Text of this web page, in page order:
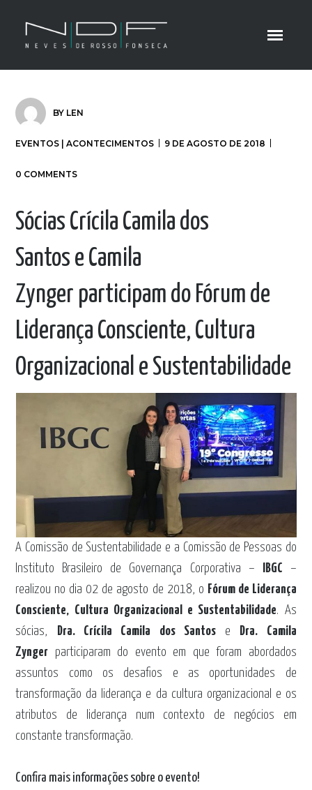
BY LEN
EVENTOS | ACONTECIMENTOS 9 DE AGOSTO DE 2018
0 COMMENTS
Sócias Crícila Camila dos
Santos e Camila
Zynger participam do Fórum de
Liderança Consciente, Cultura
Organizacional e Sustentabilidade
A Comissão de Sustentabilidade e a Comissão de Pessoas do
Instituto Brasileiro de Governança Corporativa –
IBGC –
realizou no dia 02 de agosto de 2018, o Fórum de Liderança
Consciente, Cultura Organizacional e Sustentabilidade. As
sócias,
Dra. Crícila Camila dos Santose
Dra. Camila
Zynger participaram do evento em que foram abordados
assuntos como os desafios e as oportunidades de
transformação da liderança e da cultura organizacional e os
atributos de liderança num contexto de negócios em
constante transformação.
Confira mais informações sobre o evento!